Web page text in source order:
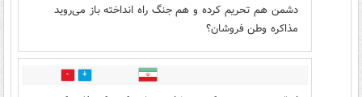
دشمن هم تحریم کرده و هم جنگ راه انداخته باز می‌روید
مذاکره وطن فروشان؟
4